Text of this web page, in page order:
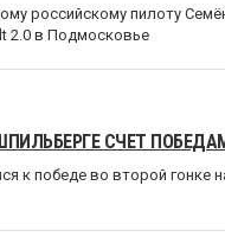
российскому пилоту
2.0 в Подмосковье
СЧЕТ ПОБЕДАМ
к победе во второй гонке